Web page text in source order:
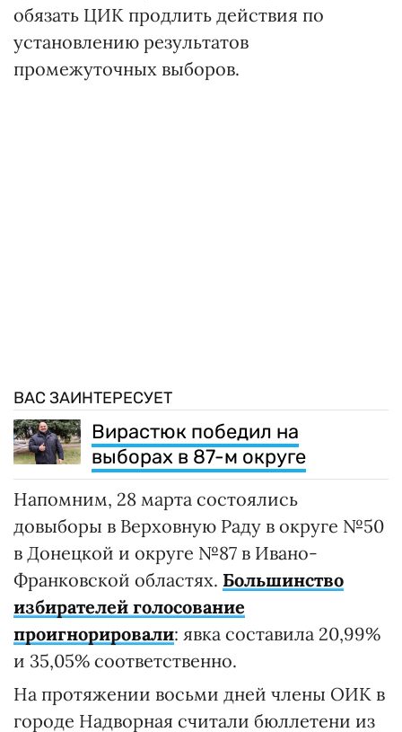
обязать ЦИК продлить действия по
установлению результатов
промежуточных выборов.
ВАС ЗАИНТЕРЕСУЕТ
Вирастюк победил на
выборах в 87-м округе
Напомним, 28 марта состоялись
довыборы в Верховную Раду в округе №50
в Донецкой и округе №87 в Ивано-
Франковской областях. Большинство
избирателей голосование
проигнорировали: явка составила 20,99%
и 35,05% соответственно.
На протяжении восьми дней члены ОИК в
городе Надворная считали бюллетени из